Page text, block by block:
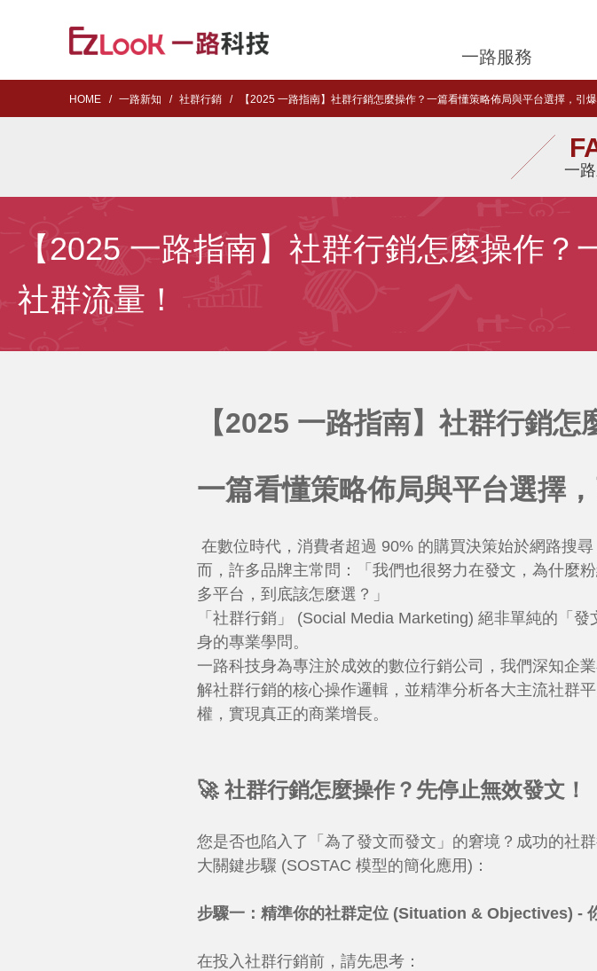
一路服務
HOME 一路新知 社群行銷 【2025 一路指南】社群行銷怎麼操作？一篇看懂策略佈局與平台選擇，引
一
【2025 一路指南】社群行銷怎麼操作
社群流量！
【2025 一路指南】社群行銷怎
一篇看懂策略佈局與平台選擇
在數位時代，消費者超過 90% 的購買決策始於網路搜
而，許多品牌主常問：「我們也很努力在發文，為什麼
多平台，到底該怎麼選？」
「社群行銷」 (Social Media Marketing) 絕非單純的「
身的專業學問。
一路科技身為專注於成效的數位行銷公司，我們深知企
解社群行銷的核心操作邏輯，並精準分析各大主流社群
權，實現真正的商業增長。
🚀 社群行銷怎麼操作？先停止無效發文！
您是否也陷入了「為了發文而發文」的窘境？成功的社
大關鍵步驟 (SOSTAC 模型的簡化應用)：
步驟一：精準你的社群定位 (Situation & Objectives) -
在投入社群行銷前，請先思考：